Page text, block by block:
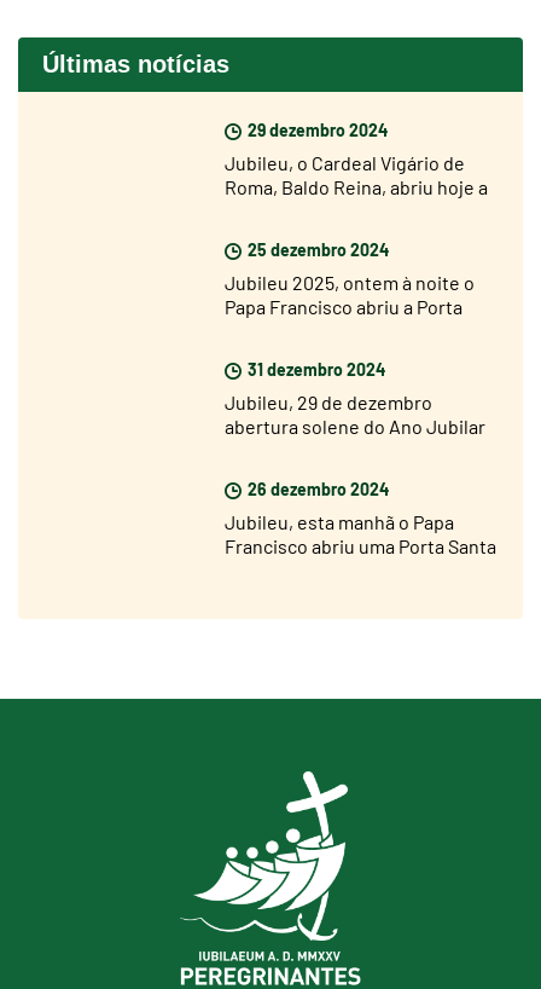
Últimas notícias
29 dezembro 2024
Jubileu, o Cardeal Vigário de
Roma, Baldo Reina, abriu hoje a
25 dezembro 2024
Jubileu 2025, ontem à noite o
Papa Francisco abriu a Porta
31 dezembro 2024
Jubileu, 29 de dezembro
abertura solene do Ano Jubilar
26 dezembro 2024
Jubileu, esta manhã o Papa
Francisco abriu uma Porta Santa